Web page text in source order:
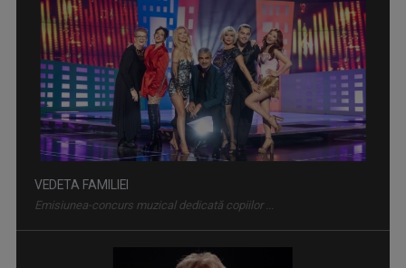
VEDETA FAMILIEI
Emisiunea-concurs muzical dedicată copiilor ...